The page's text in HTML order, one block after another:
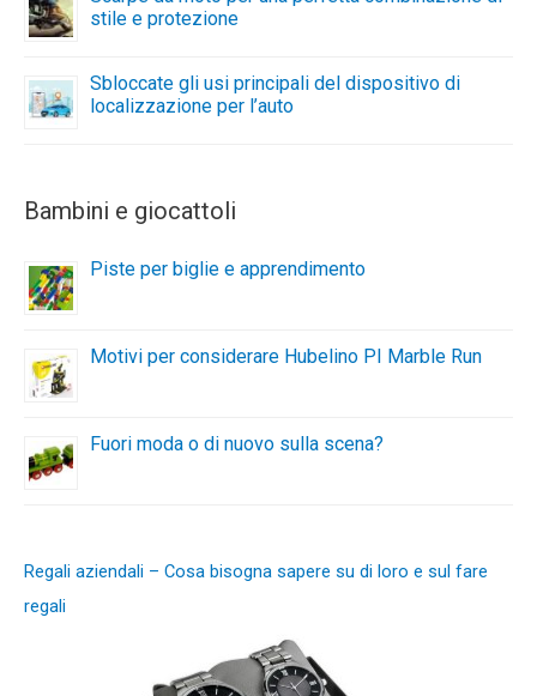
stile e protezione
Sbloccate gli usi principali del dispositivo di
localizzazione per l’auto
Bambini e giocattoli
Piste per biglie e apprendimento
Motivi per considerare Hubelino PI Marble Run
Fuori moda o di nuovo sulla scena?
Regali aziendali – Cosa bisogna sapere su di loro e sul fare
regali